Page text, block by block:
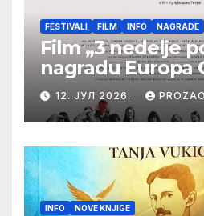
FESTIVALI FILM INFO NAGRADE
Film „3 nedelje
nagradu Europa
Label na
u Karlovim
12. ЈУЛ 2026.
INFO NOVE KNJIGE